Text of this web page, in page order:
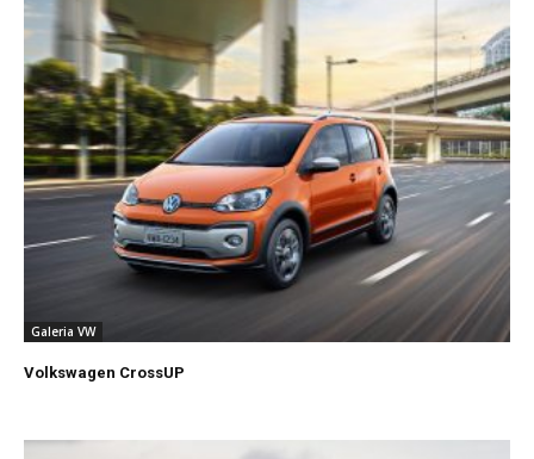
Galeria VW
Volkswagen CrossUP